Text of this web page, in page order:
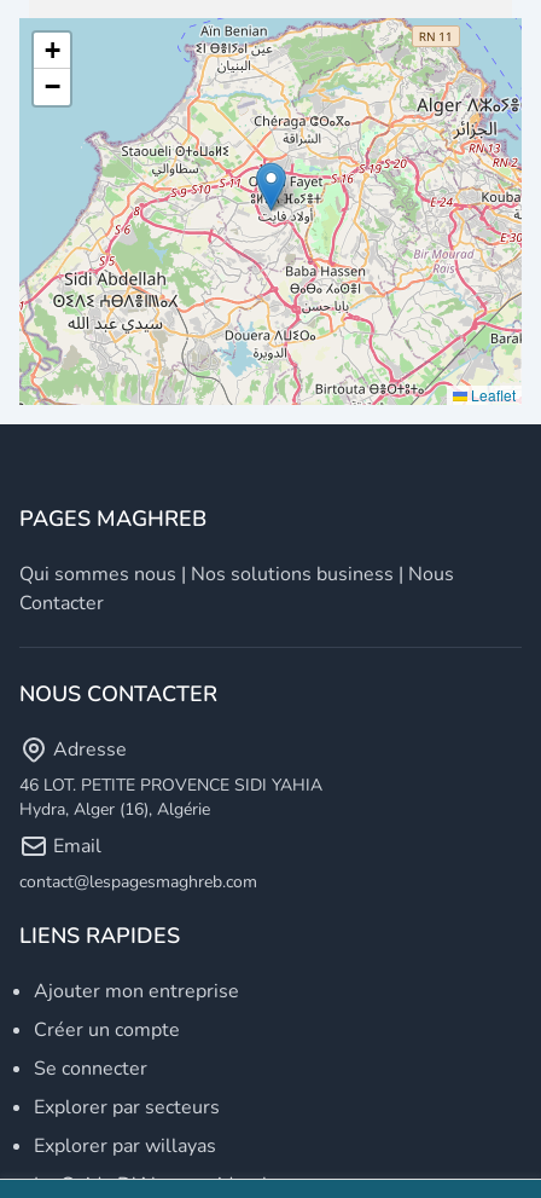
+
−
Leaflet
PAGES MAGHREB
Qui sommes nous | Nos solutions business | Nous
Contacter
NOUS CONTACTER
Adresse
46 LOT. PETITE PROVENCE SIDI YAHIA
Hydra, Alger (16), Algérie
Email
contact@lespagesmaghreb.com
LIENS RAPIDES
Ajouter mon entreprise
Créer un compte
Se connecter
Explorer par secteurs
Explorer par willayas
Le Guide D'Alger, guide-alger.com